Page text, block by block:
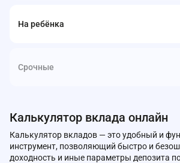
На ребёнка
Срочные
Калькулятор вклада онлайн
Калькулятор вкладов — это удобный и
инструмент, позволяющий быстро и
доходность и иные параметры депозита